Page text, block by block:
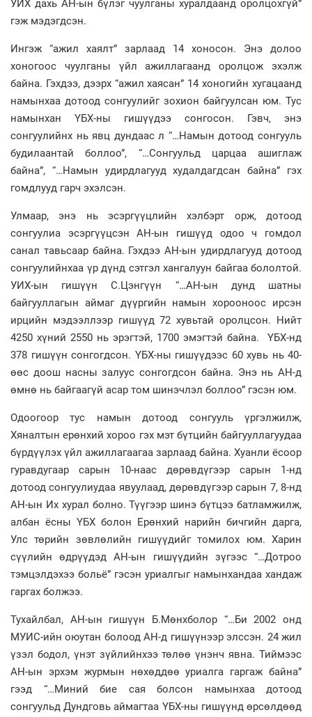
УИХ дахь АН-ын бүлэг чуулганы хуралдаанд оролцохгүй”
гэж мэдэгдсэн.
Ингэж “ажил хаялт” зарлаад 14 хоносон. Энэ долоо
хоногоос чуулганы үйл ажиллагаанд оролцож эхэлж
байна. Гэхдээ, дээрх “ажил хаясан” 14 хоногийн хугацаанд
намынхаа дотоод сонгуулийг зохион байгуулсан юм. Тус
намынхан ҮБХ-ны гишүүдээ сонгосон. Гэвч, энэ
сонгуулийнх нь явц дундаас л “…Намын дотоод сонгууль
будилаантай боллоо”, “…Сонгуульд царцаа ашиглаж
байна”, “…Намын удирдлагууд худалдагдсан байна” гэх
гомдлууд гарч эхэлсэн.
Улмаар, энэ нь эсэргүүцлийн хэлбэрт орж, дотоод
сонгуулиа эсэргүүцсэн АН-ын гишүүд одоо ч гомдол
санал тавьсаар байна. Гэхдээ АН-ын удирдлагууд дотоод
сонгуулийнхаа үр дүнд сэтгэл хангалуун байгаа бололтой.
УИХ-ын гишүүн С.Цэнгүүн “…АН-ын дунд шатны
байгууллагын аймаг дүүргийн намын хорооноос ирсэн
ирцийн мэдээллээр гишүүд 72 хувьтай оролцсон. Нийт
4250 хүний 2550 нь эрэгтэй, 1700 эмэгтэй байна. ҮБХ-нд
378 гишүүн сонгогдсон. ҮБХ-ны гишүүдээс 60 хувь нь 40-
өөс доош насны залуус сонгогдсон байна. Энэ нь АН-д
өмнө нь байгаагүй асар том шинэчлэл боллоо” гэсэн юм.
Одоогоор тус намын дотоод сонгууль үргэлжилж,
Хяналтын ерөнхий хороо гэх мэт бүтцийн байгууллагуудаа
бүрдүүлэх үйл ажиллагаагаа зарлаад байна. Хуанли ёсоор
гуравдугаар сарын 10-наас дөрөвдүгээр сарын 1-нд
дотоод сонгуулиудаа явуулаад, дөрөвдүгээр сарын 7, 8-нд
АН-ын Их хурал болно. Түүгээр шинэ бүтцээ батламжилж,
албан ёсны ҮБХ болон Ерөнхий нарийн бичгийн дарга,
Улс төрийн зөвлөлийн гишүүдийг томилох юм. Харин
сүүлийн өдрүүдэд АН-ын гишүүдийн зүгээс “…Дотроо
тэмцэлдэхээ больё” гэсэн уриалгыг намынхандаа хандаж
гаргах болжээ.
Тухайлбал, АН-ын гишүүн Б.Мөнхболор “…Би 2002 онд
МУИС-ийн оюутан болоод АН-д гишүүнээр элссэн. 24 жил
үзэл бодол, үнэт зүйлийнхээ төлөө үнэнч явна. Тиймээс
АН-ын эрхэм журмын нөхөддөө уриалга гаргаж байна”
гээд “…Миний бие сая болсон намынхаа дотоод
сонгуульд Дундговь аймагтаа ҮБХ-ны гишүүнд өрсөлдөөд